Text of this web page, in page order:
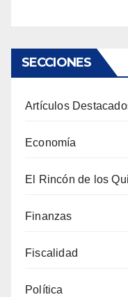
SECCIONES
Artículos
Economía
El Rincón de los
Finanzas
Fiscalidad
Política